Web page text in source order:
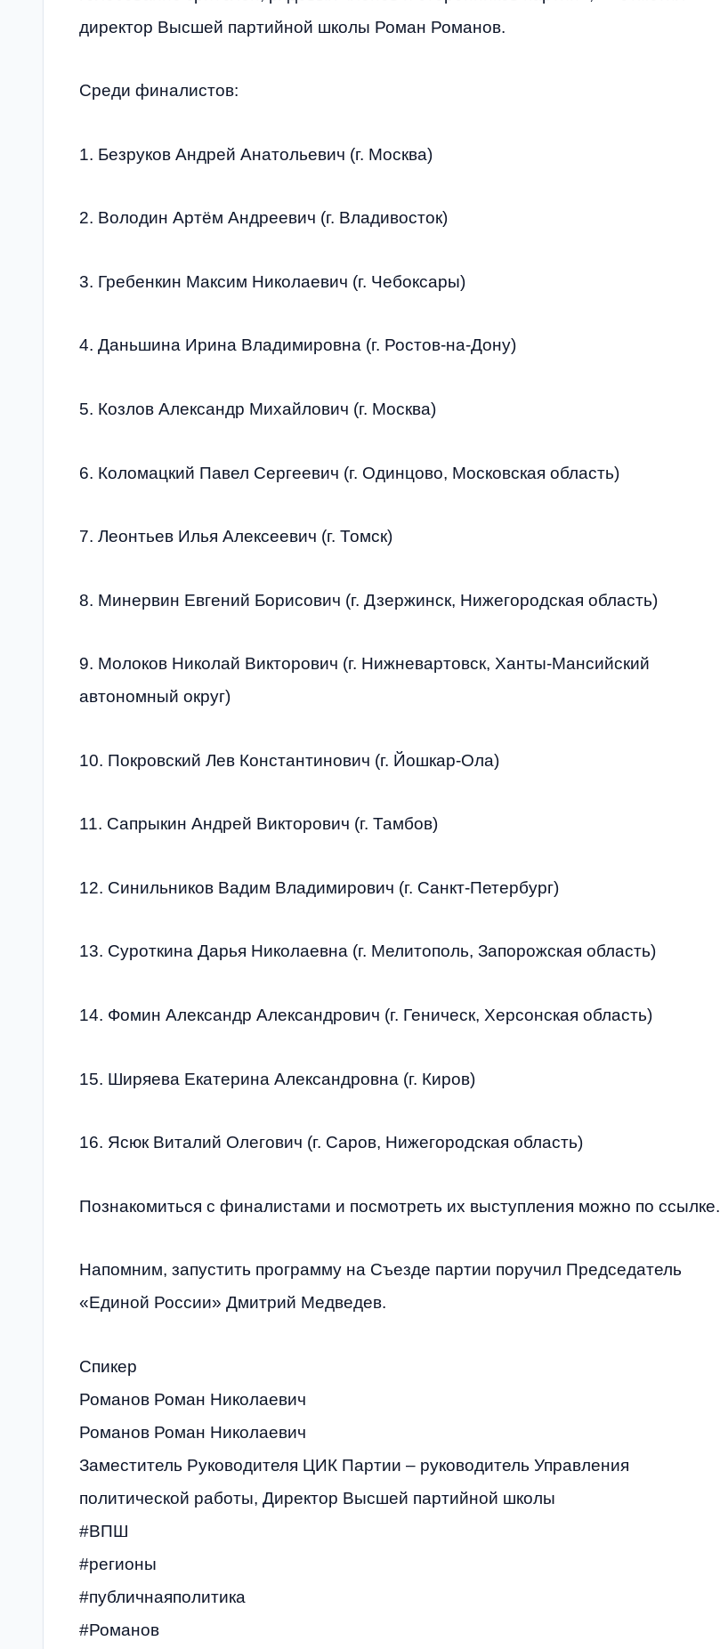
директор Высшей партийной школы Роман Романов.
Среди финалистов:
1. Безруков Андрей Анатольевич (г. Москва)
2. Володин Артём Андреевич (г. Владивосток)
3. Гребенкин Максим Николаевич (г. Чебоксары)
4. Даньшина Ирина Владимировна (г. Ростов-на-Дону)
5. Козлов Александр Михайлович (г. Москва)
6. Коломацкий Павел Сергеевич (г. Одинцово, Московская область)
7. Леонтьев Илья Алексеевич (г. Томск)
8. Минервин Евгений Борисович (г. Дзержинск, Нижегородская область)
9. Молоков Николай Викторович (г. Нижневартовск, Ханты-Мансийский
автономный округ)
10. Покровский Лев Константинович (г. Йошкар-Ола)
11. Сапрыкин Андрей Викторович (г. Тамбов)
12. Синильников Вадим Владимирович (г. Санкт-Петербург)
13. Суроткина Дарья Николаевна (г. Мелитополь, Запорожская область)
14. Фомин Александр Александрович (г. Геническ, Херсонская область)
15. Ширяева Екатерина Александровна (г. Киров)
16. Ясюк Виталий Олегович (г. Саров, Нижегородская область)
Познакомиться с финалистами и посмотреть их выступления можно по ссылке.
Напомним, запустить программу на Съезде партии поручил Председатель
«Единой России» Дмитрий Медведев.
Спикер
Романов Роман Николаевич
Романов Роман Николаевич
Заместитель Руководителя ЦИК Партии – руководитель Управления
политической работы, Директор Высшей партийной школы
#ВПШ
#регионы
#публичнаяполитика
#Романов